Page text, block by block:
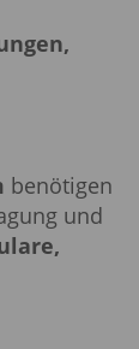
benötigen
und